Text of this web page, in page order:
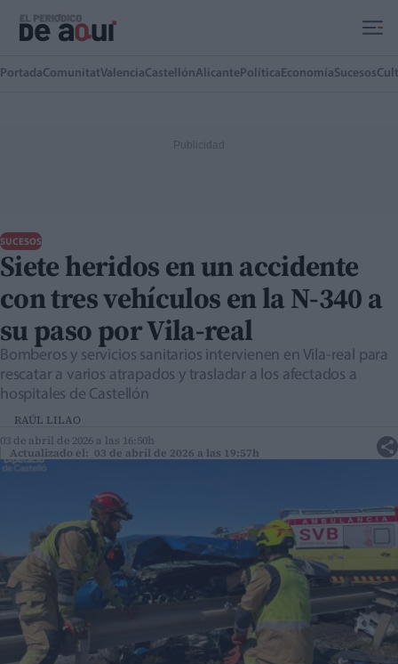
PortadaComunitatValenciaCastellónAlicante Política EconomíaSucesos
SUCESOS
Siete heridos en un accidente
con tres vehículos en la N-340 a
su paso por Vila-real
Bomberos y servicios sanitarios intervienen en Vila-real para
rescatar a varios atrapados y trasladar a los afectados a
hospitales de Castellón
RAÚL LILAO
03 de abril de 2026 a las 16:50h
Actualizado el: 03 de abril de 2026 a las 19:57h